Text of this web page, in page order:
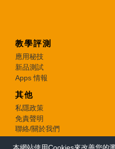
教學評測
應用秘技
新品測試
Apps 情報
其他
私隱政策
免責聲明
聯絡/關於我們